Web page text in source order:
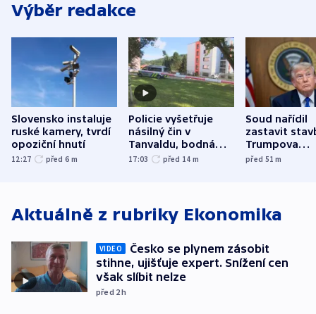
Výběr redakce
Slovensko instaluje
ruské kamery, tvrdí
opoziční hnutí
12:27 před 6 m
Policie vyšetřuje
násilný čin v
Tanvaldu, bodná
zranění při něm
17:03 před 14 m
Soud nařídil
zastavit
Trumpova
tanečního
před 51m
Aktuálně z rubriky Ekonomika
VIDEO
Česko se plynem zásobit
stihne, ujišťuje expert. Snížení cen
však slíbit nelze
před 2h